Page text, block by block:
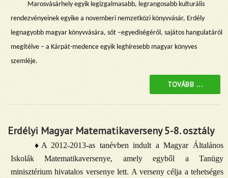
Marosvásárhely egyik legizgalmasabb, legrangosabb kulturális
rendezvényeinek egyike a novemberi nemzetközi könyvvásár, Erdély
legnagyobb magyar könyvvására, sőt –egyediségéről, sajátos hangulatáról
megítélve – a Kárpát-medence egyik leghíresebb magyar könyves
szemléje.
TOVÁBB ...
Erdélyi Magyar Matematikaverseny 5-8. osztály
♦A 2012-2013-as tanévben indult a Magyar Általános
Iskolák Matematikaversenye, amely egyből a Tanügy
minisztérium hivatalos versenye lett. A verseny célja a tehetséges